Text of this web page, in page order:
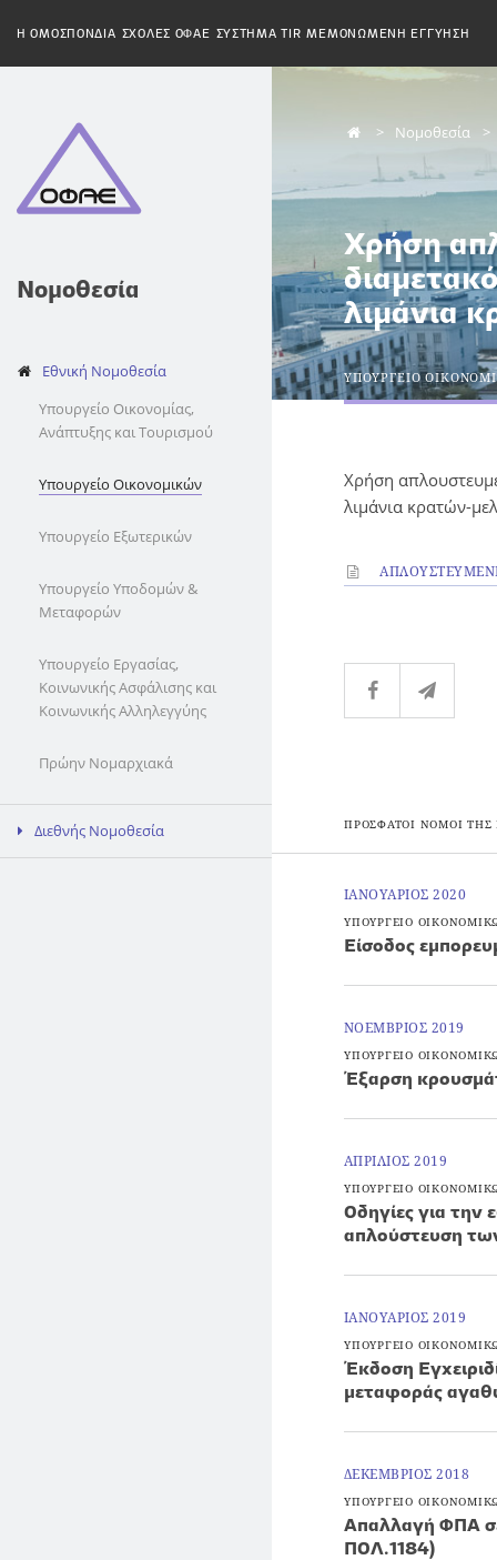
H ΟΜΟΣΠΟΝΔΙΑ ΣΧΟΛΕΣ ΟΦΑΕ ΣΥΣΤΗΜΑ TIR ΜΕΜΟΝΩΜΕΝΗ ΕΓΓΥΗΣΗ
Νομοθεσία
Εθνική Νομοθεσία
Υπουργείο Οικονομίας,
Ανάπτυξης και Τουρισμού
Υπουργείο Οικονομικών
Υπουργείο Εξωτερικών
Υπουργείο Υποδομών &
Μεταφορών
Υπουργείο Εργασίας,
Κοινωνικής Ασφάλισης και
Κοινωνικής Αλληλεγγύης
Πρώην Νομαρχιακά
Διεθνής Νομοθεσία
Νομοθεσία
Χρήση
λιμάνια
ΥΠΟΥΡΓΕΙΟ
Χρήση
λιμάνια κρατών-
ΠΡΟΣΦΑΤΟΙ ΝΟΜΟΙ ΤΗΣ
ΙΑΝΟΥΑΡΙΟΣ 2020
ΥΠΟΥΡΓΕΙΟ
Είσοδος
ΝΟΕΜΒΡΙΟΣ 2019
ΥΠΟΥΡΓΕΙΟ
Έξαρση
ΑΠΡΙΛΙΟΣ 2019
ΥΠΟΥΡΓΕΙΟ
Οδηγίες για
απλούστευση
ΙΑΝΟΥΑΡΙΟΣ 2019
ΥΠΟΥΡΓΕΙΟ
Έκδοση
μεταφοράς
ΔΕΚΕΜΒΡΙΟΣ 2018
ΥΠΟΥΡΓΕΙΟ
Απαλλαγή ΦΠΑ
ΠΟΛ.1184)